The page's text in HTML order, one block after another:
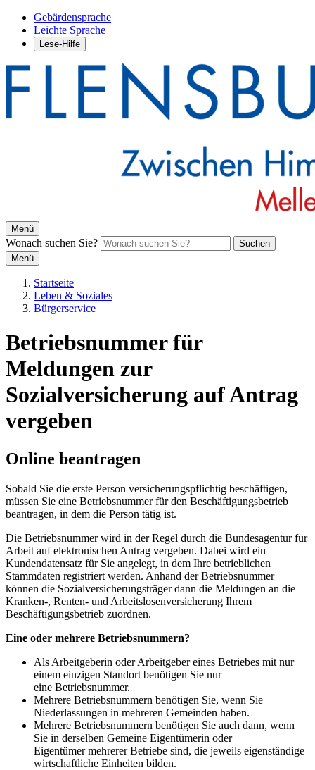
Gebärdensprache
Leichte Sprache
Lese-Hilfe
Menü
Wonach suchen Sie?
Suchen
Menü
Startseite
Leben & Soziales
Bürgerservice
Betriebsnummer für
Meldungen zur
Sozialversicherung auf Antrag
vergeben
Online beantragen
Sobald Sie die erste Person versicherungspflichtig beschäftigen,
müssen Sie eine Betriebsnummer für den Beschäftigungsbetrieb
beantragen, in dem die Person tätig ist.
Die Betriebsnummer wird in der Regel durch die Bundesagentur für
Arbeit auf elektronischen Antrag vergeben. Dabei wird ein
Kundendatensatz für Sie angelegt, in dem Ihre betrieblichen
Stammdaten registriert werden. Anhand der Betriebsnummer
können die Sozialversicherungsträger dann die Meldungen an die
Kranken-, Renten- und Arbeitslosenversicherung Ihrem
Beschäftigungsbetrieb zuordnen.
Eine oder mehrere Betriebsnummern?
Als Arbeitgeberin oder Arbeitgeber eines Betriebes mit nur
einem einzigen Standort benötigen Sie nur
eine Betriebsnummer.
Mehrere Betriebsnummern benötigen Sie, wenn Sie
Niederlassungen in mehreren Gemeinden haben.
Mehrere Betriebsnummern benötigen Sie auch dann, wenn
Sie in derselben Gemeine Eigentümerin oder
Eigentümer mehrerer Betriebe sind, die jeweils eigenständige
wirtschaftliche Einheiten bilden.